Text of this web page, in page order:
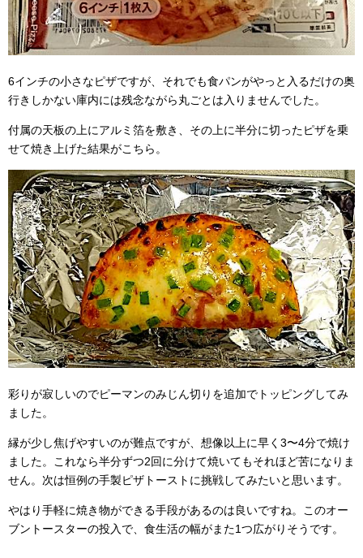
6インチの小さなピザですが、それでも食パンがやっと入るだけの奥
行きしかない庫内には残念ながら丸ごとは入りませんでした。
付属の天板の上にアルミ箔を敷き、その上に半分に切ったピザを乗
せて焼き上げた結果がこちら。
彩りが寂しいのでピーマンのみじん切りを追加でトッピングしてみ
ました。
縁が少し焦げやすいのが難点ですが、想像以上に早く3〜4分で焼け
ました。これなら半分ずつ2回に分けて焼いてもそれほど苦になりま
せん。次は恒例の手製ピザトーストに挑戦してみたいと思います。
やはり手軽に焼き物ができる手段があるのは良いですね。このオー
ブントースターの投入で、食生活の幅がまた1つ広がりそうです。